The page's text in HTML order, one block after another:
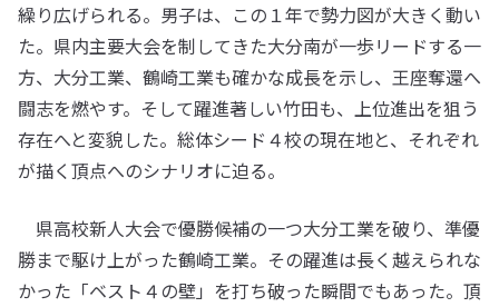
繰り広げられる。男子は、この１年で勢力図が大きく動い
た。県内主要大会を制してきた大分南が一歩リードする一
方、大分工業、鶴崎工業も確かな成長を示し、王座奪還へ
闘志を燃やす。そして躍進著しい竹田も、上位進出を狙う
存在へと変貌した。総体シード４校の現在地と、それぞれ
が描く頂点へのシナリオに迫る。
県高校新人大会で優勝候補の一つ大分工業を破り、準優
勝まで駆け上がった鶴崎工業。その躍進は長く越えられな
かった「ベスト４の壁」を打ち破った瞬間でもあった。頂